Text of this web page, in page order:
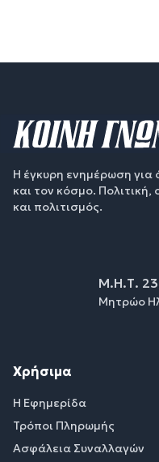
Η έγκυρη ενημέρωση για
και τον κόσμο. Πολιτική,
και πολιτισμός.
Μ.Η.Τ.
Μητρώο
Χρήσιμα
Η Εφημερίδα
Τρόποι Πληρωμής
Ασφάλεια Συναλλαγών